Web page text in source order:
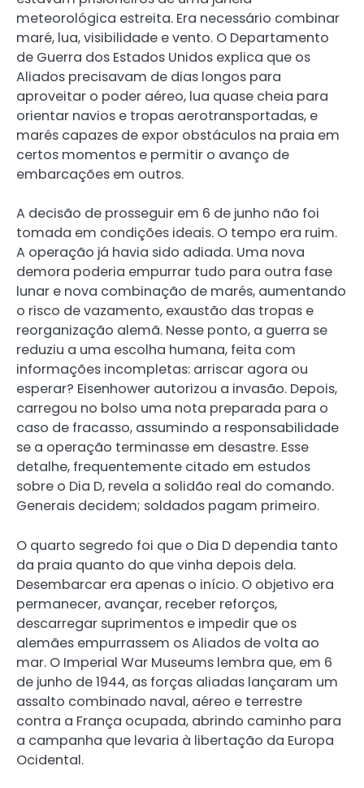
meteorológica estreita. Era necessário combinar
maré, lua, visibilidade e vento. O Departamento
de Guerra dos Estados Unidos explica que os
Aliados precisavam de dias longos para
aproveitar o poder aéreo, lua quase cheia para
orientar navios e tropas aerotransportadas, e
marés capazes de expor obstáculos na praia em
certos momentos e permitir o avanço de
embarcações em outros.
A decisão de prosseguir em 6 de junho não foi
tomada em condições ideais. O tempo era ruim.
A operação já havia sido adiada. Uma nova
demora poderia empurrar tudo para outra fase
lunar e nova combinação de marés, aumentando
o risco de vazamento, exaustão das tropas e
reorganização alemã. Nesse ponto, a guerra se
reduziu a uma escolha humana, feita com
informações incompletas: arriscar agora ou
esperar? Eisenhower autorizou a invasão. Depois,
carregou no bolso uma nota preparada para o
caso de fracasso, assumindo a responsabilidade
se a operação terminasse em desastre. Esse
detalhe, frequentemente citado em estudos
sobre o Dia D, revela a solidão real do comando.
Generais decidem; soldados pagam primeiro.
O quarto segredo foi que o Dia D dependia tanto
da praia quanto do que vinha depois dela.
Desembarcar era apenas o início. O objetivo era
permanecer, avançar, receber reforços,
descarregar suprimentos e impedir que os
alemães empurrassem os Aliados de volta ao
mar. O Imperial War Museums lembra que, em 6
de junho de 1944, as forças aliadas lançaram um
assalto combinado naval, aéreo e terrestre
contra a França ocupada, abrindo caminho para
a campanha que levaria à libertação da Europa
Ocidental.